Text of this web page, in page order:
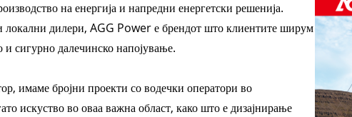
DE СЕРИЈА 22-250 KVA
на енергија и напредни енергетски решенија.
дилери, AGG Power е брендот што клиентите ширум
и сигурно далечинско напојување.
имаме бројни проекти со водечки оператори во
искуство во оваа важна област, како што е дизајнирање